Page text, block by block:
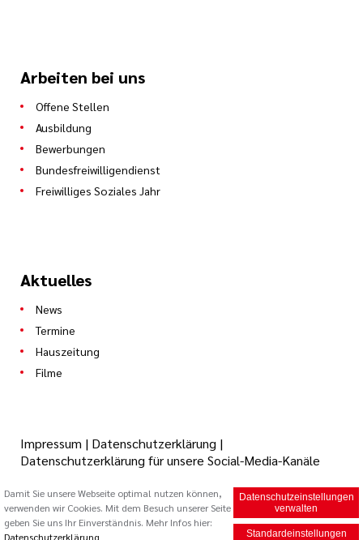
Arbeiten bei uns
Offene Stellen
Ausbildung
Bewerbungen
Bundesfreiwilligendienst
Freiwilliges Soziales Jahr
Aktuelles
News
Termine
Hauszeitung
Filme
© 2026 Caritas Trägergesellschaft Saarbrücken mbH (cts)
Impressum | Datenschutzerklärung |
Datenschutzerklärung für unsere Social-Media-Kanäle
Datenschutzeinstellungen
verwalten
Standardeinstellungen
Damit Sie unsere Webseite optimal nutzen können,
verwenden wir Cookies. Mit dem Besuch unserer Seite
geben Sie uns Ihr Einverständnis. Mehr Infos hier:
Datenschutzerklärung